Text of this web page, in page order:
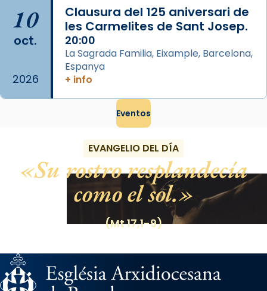
El seu sepulcre a Compostela fou un g
...Ver más
View on Facebook ·
10
oct.
2026
Clausura del 125 aniversari de
les Carmelites de Sant Josep.
20:00
La Sagrada Familia, Eixample, Barcelona,
Espanya
+ info
Eventos
EVANGELIO DEL DÍA
Su rostro resplandecía
como el sol.
(Mt 17,1-9)